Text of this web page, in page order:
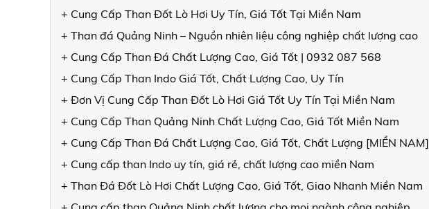
+ Cung Cấp Than Đốt Lò Hơi Uy Tín, Giá Tốt Tại Miền Nam
+ Than đá Quảng Ninh – Nguồn nhiên liệu công nghiệp chất lượng cao
+ Cung Cấp Than Đá Chất Lượng Cao, Giá Tốt | 0932 087 568
+ Cung Cấp Than Indo Giá Tốt, Chất Lượng Cao, Uy Tín
+ Đơn Vị Cung Cấp Than Đốt Lò Hơi Giá Tốt Uy Tín Tại Miền Nam
+ Cung Cấp Than Quảng Ninh Chất Lượng Cao, Giá Tốt Miền Nam
+ Cung Cấp Than Đá Chất Lượng Cao, Giá Tốt, Chất Lượng [MIỀN NAM]
+ Cung cấp than Indo uy tín, giá rẻ, chất lượng cao miền Nam
+ Than Đá Đốt Lò Hơi Chất Lượng Cao, Giá Tốt, Giao Nhanh Miền Nam